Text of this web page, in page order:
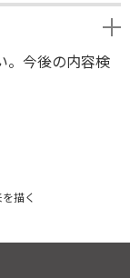
。今後の内容検
描く